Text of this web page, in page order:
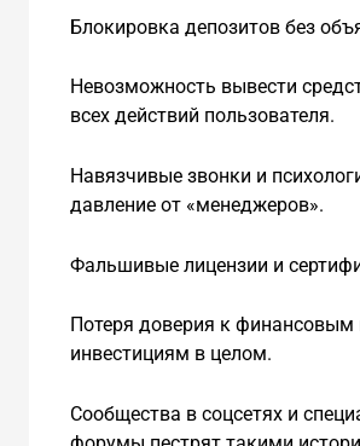
Блокировка депозитов без
Невозможность вывести
всех действий пользователя.
Навязчивые звонки и
давление от «менеджеров».
Фальшивые лицензии и
Потеря доверия к финансовым
инвестициям в целом.
Сообщества в соцсетях и